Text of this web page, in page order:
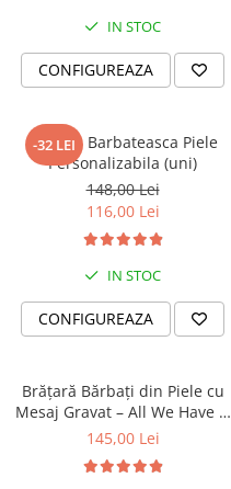
IN STOC
CONFIGUREAZA
-32 LEI
Bratara Barbateasca Piele
Personalizabila (uni)
148,00 Lei
116,00 Lei
IN STOC
CONFIGUREAZA
Brățară Bărbați din Piele cu
Mesaj Gravat – All We Have Is
Now
145,00 Lei